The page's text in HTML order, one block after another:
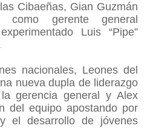
Cibaeñas, Gian Guzmán
gerente general
Luis “Pipe”
nacionales, Leones del
nueva dupla de liderazgo
gerencia general y Alex
del equipo apostando por
el desarrollo de jóvenes